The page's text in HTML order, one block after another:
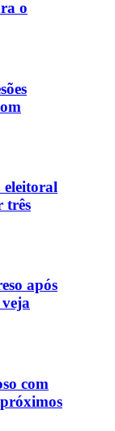
o
eleitoral
três
após
com